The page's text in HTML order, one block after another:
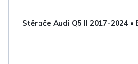
Stěrače Audi Q5 II 2017-2024 •